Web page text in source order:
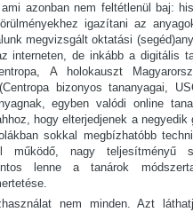
azonban nem feltétlenül baj:
igazítani az
megvizsgált oktatási
interneten, de inkább a digitális
A holokauszt
bizonyos tananyagai,
egyben valódi online
hogy elterjedjenek a negyedik
sokkal megbízhatóbb
működő, nagy teljesítményű
lenne a tanárok
nem minden. Azt